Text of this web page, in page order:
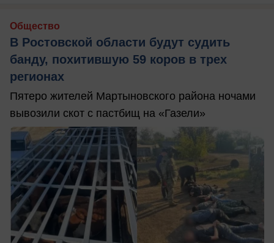
Общество
В Ростовской области будут судить
банду, похитившую 59 коров в трех
регионах
Пятеро жителей Мартыновского района ночами
вывозили скот с пастбищ на «Газели»